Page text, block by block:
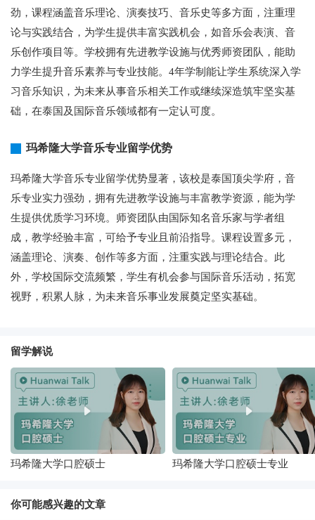
劲，课程涵盖音乐理论、演奏技巧、音乐史等多方面，注重理
论与实践结合，为学生提供丰富实践机会，如音乐会表演、音
乐创作项目等。学校拥有先进教学设施与优秀师资团队，能助
力学生提升音乐素养与专业技能。4年学制能让学生系统深入学
习音乐知识，为未来从事音乐相关工作或继续深造筑牢坚实基
础，在泰国及国际音乐领域都有一定认可度。
玛希隆大学音乐专业留学优势
玛希隆大学音乐专业留学优势显著，该校是泰国顶尖学府，音
乐专业实力强劲，拥有先进教学设施与丰富教学资源，能为学
生提供优质学习环境。师资团队由国际知名音乐家与学者组
成，教学经验丰富，可给予专业且前沿指导。课程设置多元，
涵盖理论、演奏、创作等多方面，注重实践与理论结合。此
外，学校国际交流频繁，学生有机会参与国际音乐活动，拓宽
视野，积累人脉，为未来音乐事业发展奠定坚实基础。
留学解说
玛希隆大学口腔硕士 玛希隆大学口腔硕士专业
你可能感兴趣的文章